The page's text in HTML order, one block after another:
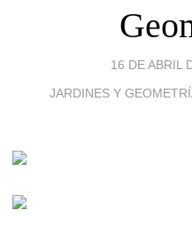
16 DE ABRIL
JARDINES Y